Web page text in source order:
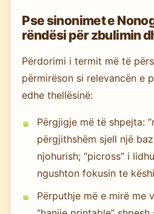
Pse sinonimet e
rëndësi për zbulimin
Përdorimi i termit më të
përmirëson si relevancën e
edhe thellësinë:
Përgjigje më të shpejta:
përgjithshëm sjell një
njohurish; “picross” i
ngushton fokusin te
Përputhje më e mirë me